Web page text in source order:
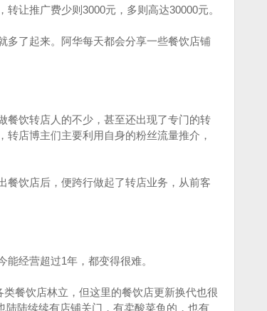
让推广费少则3000元，多则高达30000元。
多了起来。阿华每天都会分享一些餐饮店铺
餐饮转店人的不少，甚至还出现了专门的转
店博主们主要利用自身的粉丝流量推介，
餐饮店后，便跨行做起了转店业务，从前客
经营超过1年，都变得很难。
餐饮店林立，但这里的餐饮店更新换代也很
陆陆续续有店铺关门，有卖酸菜鱼的，也有